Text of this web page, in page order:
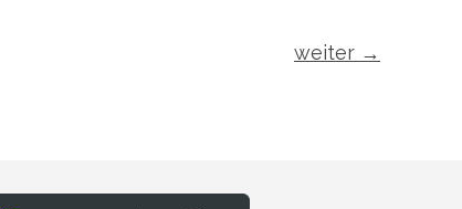
weiter →